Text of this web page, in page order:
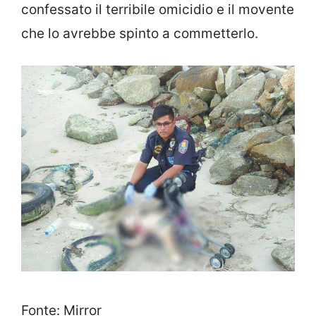
confessato il terribile omicidio e il movente
che lo avrebbe spinto a commetterlo.
Fonte: Mirror